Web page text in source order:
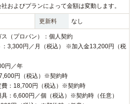
およびプランによって金額は変動します。
更新料 なし
（プロパン）：個人契約
：3,300円／月（税込） ※加入金13,200円（税
円／年
円（税込）※契約時
費：18,700円（税込）※契約時
：6,600円／個（税込）※契約時（任意）